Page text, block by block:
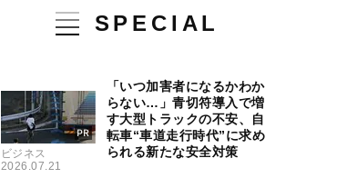
SPECIAL
ビジネス
2026.07.21
「いつ加害者になるかわか
らない…」青切符導入で増
す大型トラックの不安、自
転車“車道走行時代”に求め
られる新たな安全対策